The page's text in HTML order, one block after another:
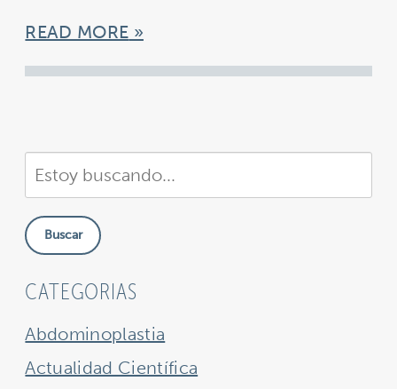
READ MORE
Buscar
en
nuestra
sitioBuscar
CATEGORIAS
Abdominoplastia
Actualidad Científica